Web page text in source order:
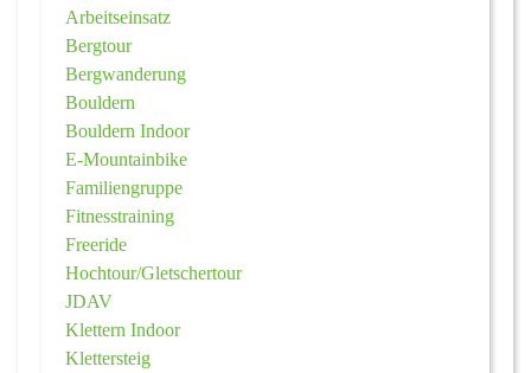
Arbeitseinsatz
Bergtour
Bergwanderung
Bouldern
Bouldern Indoor
E-Mountainbike
Familiengruppe
Fitnesstraining
Freeride
Hochtour/Gletschertour
JDAV
Klettern Indoor
Klettersteig